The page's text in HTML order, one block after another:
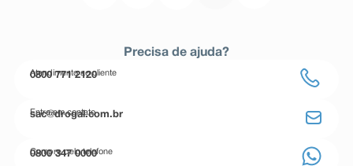
Precisa de ajuda?
Atendimento ao cliente
0800 771 2120
Entre em contato
sac@drogal.com.br
Compre pelo telefone
0800 347 0000